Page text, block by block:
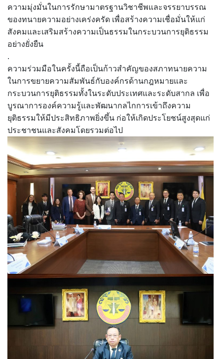
ความมุ่งมั่นในการรักษามาตรฐานวิชาชีพและจรรยาบรรณ
ของทนายความอย่างเคร่งครัด เพื่อสร้างความเชื่อมั่นให้แก่
สังคมและเสริมสร้างความเป็นธรรมในกระบวนการยุติธรรม
อย่างยั่งยืน
.
ความร่วมมือในครั้งนี้ถือเป็นก้าวสำคัญของสภาทนายความ
ในการขยายความสัมพันธ์กับองค์กรด้านกฎหมายและ
กระบวนการยุติธรรมทั้งในระดับประเทศและระดับสากล เพื่อ
บูรณาการองค์ความรู้และพัฒนากลไกการเข้าถึงความ
ยุติธรรมให้มีประสิทธิภาพยิ่งขึ้น ก่อให้เกิดประโยชน์สูงสุดแก่
ประชาชนและสังคมโดยรวมต่อไป